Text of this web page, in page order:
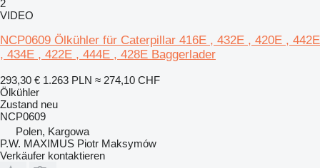
2
VIDEO
NCP0609 Ölkühler für Caterpillar 416E , 432E , 420E , 442E
, 434E , 422E , 444E , 428E Baggerlader
293,30 € 1.263 PLN ≈ 274,10 CHF
Ölkühler
Zustand neu
NCP0609
Polen, Kargowa
P.W. MAXIMUS Piotr Maksymów
Verkäufer kontaktieren